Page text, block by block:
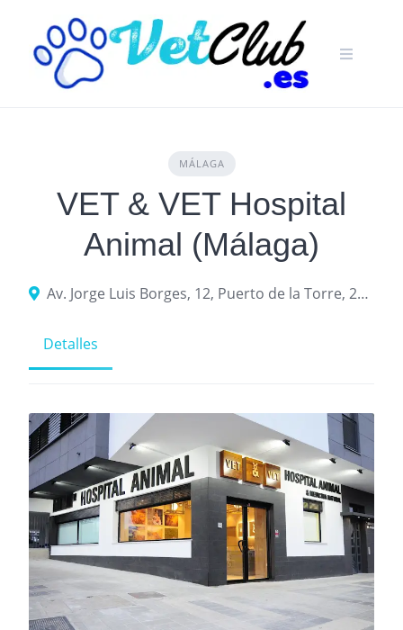
content
MÁLAGA
VET & VET Hospital
Animal (Málaga)
Av. Jorge Luis Borges, 12, Puerto de la Torre, 29010 Málaga
Detalles